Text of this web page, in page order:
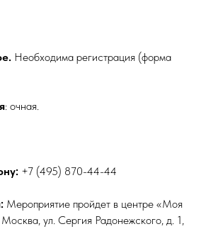
Необходима регистрация (форма
: очная.
+7 (495) 870-44-44
Мероприятие пройдет в центре «Моя
ул. Сергия Радонежского, д. 1,